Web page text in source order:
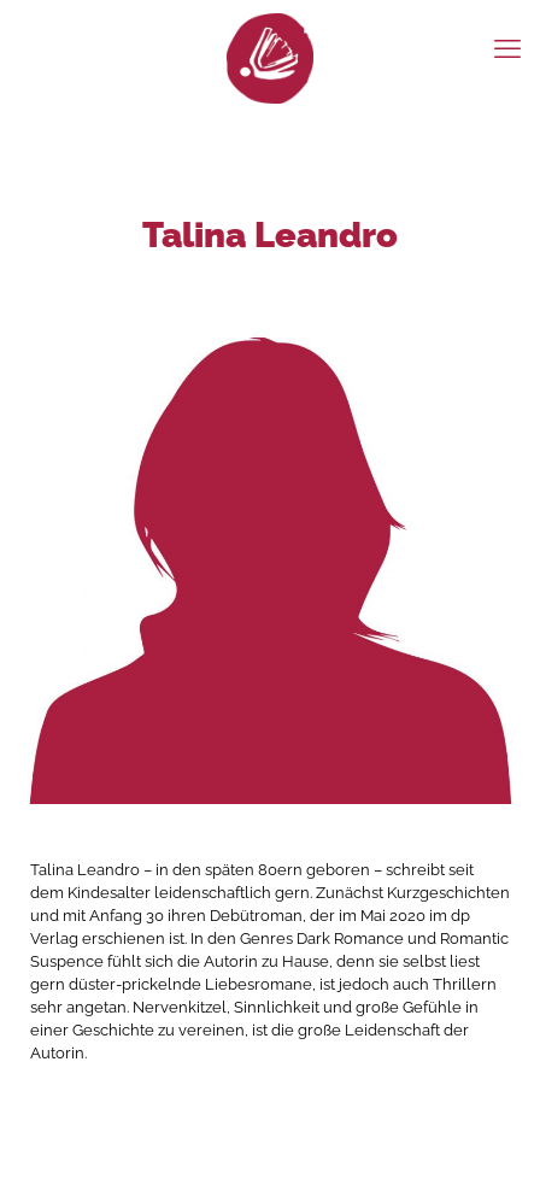
Talina Leandro
Talina Leandro – in den späten 80ern geboren – schreibt seit
dem Kindesalter leidenschaftlich gern. Zunächst Kurzgeschichten
und mit Anfang 30 ihren Debütroman, der im Mai 2020 im dp
Verlag erschienen ist. In den Genres Dark Romance und Romantic
Suspence fühlt sich die Autorin zu Hause, denn sie selbst liest
gern düster-prickelnde Liebesromane, ist jedoch auch Thrillern
sehr angetan. Nervenkitzel, Sinnlichkeit und große Gefühle in
einer Geschichte zu vereinen, ist die große Leidenschaft der
Autorin.